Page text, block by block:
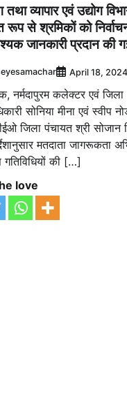
व्यापार एवं उद्योग
रूप से श्रमिकों को
जानकारी प्रदान की
April 18, 2024
नर्मदापुरम कलेक्टर एवं जिला
सोनिया मीना एवं स्वीप
जिला पंचायत श्री सोजान
मतदाता जागरूकता
गतिविधियों की […]
love